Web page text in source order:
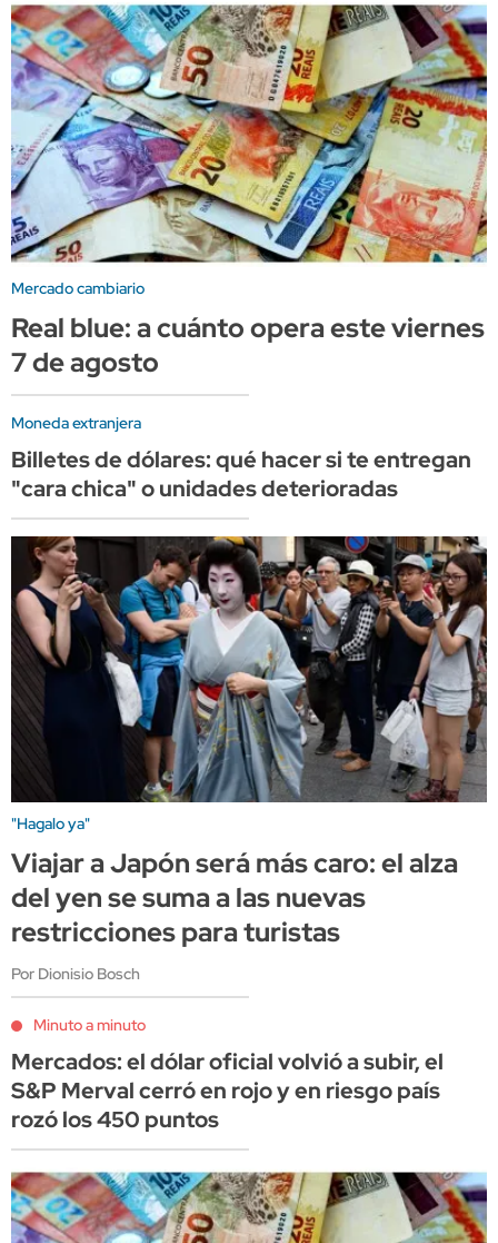
Mercado cambiario
Real blue: a cuánto opera este viernes
7 de agosto
Moneda extranjera
Billetes de dólares: qué hacer si te entregan
"cara chica" o unidades deterioradas
"Hagalo ya"
Viajar a Japón será más caro: el alza
del yen se suma a las nuevas
restricciones para turistas
Por Dionisio Bosch
Minuto a minuto
Mercados: el dólar oficial volvió a subir, el
S&P Merval cerró en rojo y en riesgo país
rozó los 450 puntos